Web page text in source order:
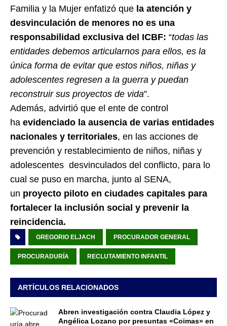
Familia y la Mujer enfatizó que la atención y
desvinculación de menores no es una
responsabilidad exclusiva del ICBF: “todas las
entidades debemos articularnos para ellos, es la
única forma de evitar que estos niños, niñas y
adolescentes regresen a la guerra y puedan
reconstruir sus proyectos de vida”.
Además, advirtió que el ente de control
ha evidenciado la ausencia de varias entidades
nacionales y territoriales, en las acciones de
prevención y restablecimiento de niños, niñas y
adolescentes desvinculados del conflicto, para lo
cual se puso en marcha, junto al SENA,
un proyecto piloto en ciudades capitales para
fortalecer la inclusión social y prevenir la
reincidencia.
GREGORIO ELJACH PROCURADOR GENERAL
PROCURADURÍA RECLUTAMIENTO INFANTIL
ARTÍCULOS RELACIONADOS
Abren investigación contra Claudia López y
Angélica Lozano por presuntas «Coimas» en